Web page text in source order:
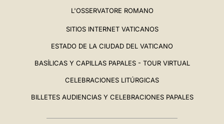
L'OSSERVATORE ROMANO
SITIOS INTERNET VATICANOS
ESTADO DE LA CIUDAD DEL VATICANO
BASÍLICAS Y CAPILLAS PAPALES - TOUR VIRTUAL
CELEBRACIONES LITÚRGICAS
BILLETES AUDIENCIAS Y CELEBRACIONES PAPALES